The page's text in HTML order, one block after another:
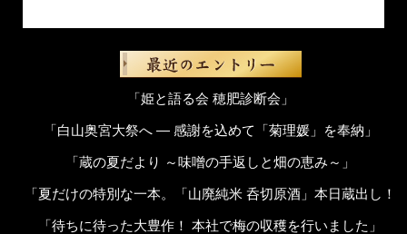
「姫と語る会 穂肥診断会」
「白山奥宮大祭へ ― 感謝を込めて「菊理媛」を奉納」
「蔵の夏だより ～味噌の手返しと畑の恵み～」
「夏だけの特別な一本。「山廃純米 呑切原酒」本日蔵出し！
「待ちに待った大豊作！ 本社で梅の収穫を行いました」